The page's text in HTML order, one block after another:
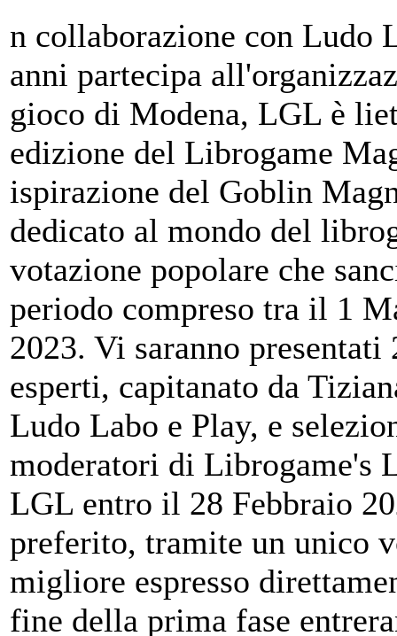
n collaborazione con Ludo
anni partecipa
gioco di Modena, LGL è
edizione del Librogame
ispirazione del Goblin
dedicato al mondo del
votazione popolare che
periodo compreso tra il 1
2023. Vi saranno
esperti, capitanato da
Ludo Labo e Play, e
moderatori di Librogame's
LGL entro il 28 Febbraio
preferito, tramite un unico
migliore espresso
fine della prima fase